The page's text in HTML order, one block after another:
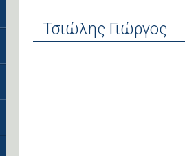
Τσιώλης Γιώργος